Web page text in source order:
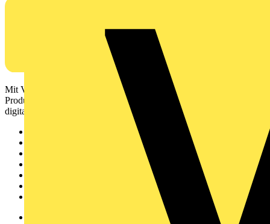
Mit Voltimum erhalten Elektrofachkräfte Zugang zu Branchennews,
Produktinformationen, Schulungen und Tools – alles auf einer
digitalen Plattform und Community.